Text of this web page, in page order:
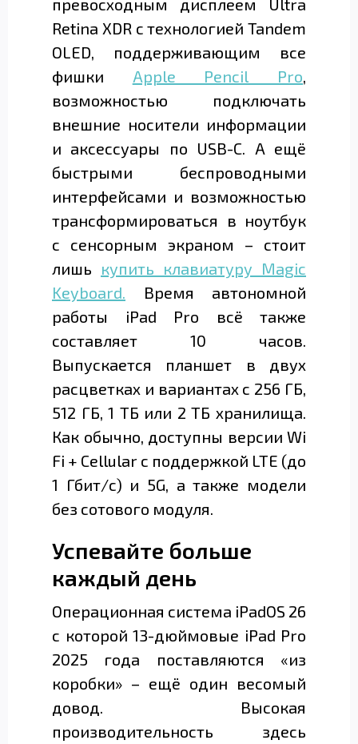
Retina XDR c технологией Tandem
OLED, поддерживающим все
фишки Apple Pencil Pro,
возможностью подключать
внешние носители информации
и аксессуары по USB-C. А ещё
быстрыми беспроводными
интерфейсами и возможностью
трансформироваться в ноутбук
с сенсорным экраном – стоит
лишь купить клавиатуру Magic
Keyboard.
Время автономной
работы iPad Pro всё также
составляет 10 часов.
Выпускается планшет в двух
расцветках и вариантах с 256 ГБ,
512 ГБ, 1 ТБ или 2 ТБ хранилища.
Как обычно, доступны версии Wi
Fi + Cellular с поддержкой LTE (до
1 Гбит/с) и 5G, а также модели
без сотового модуля.
Успевайте больше
каждый день
Операционная система iPadOS 26
с которой 13-дюймовые iPad Pro
2025 года поставляются «из
коробки» – ещё один весомый
довод. Высокая
производительность здесь